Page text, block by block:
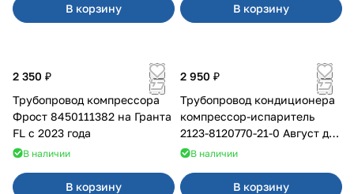
В корзину В корзину
2 350 ₽
Трубопровод компрессора
Фрост 8450111382 на Гранта
FL c 2023 года
В наличии
В корзину
2 950 ₽
Трубопровод кондиционера
компрессор-испаритель
2123-8120770-21-0 Август для
Chevrolet
В наличии
В корзину